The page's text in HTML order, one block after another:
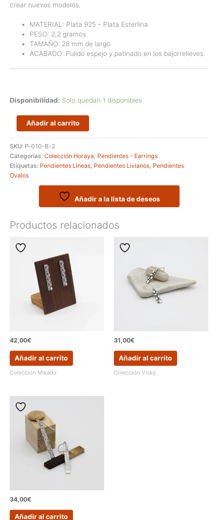
crear nuevos modelos.
MATERIAL: Plata 925 – Plata Esterlina
PESO: 2,2 gramos
TAMAÑO: 28 mm de largo
ACABADO: Pulido espejo y patinado en los bajorrelieves.
Disponibilidad: Solo quedan 1 disponibles
Pendientes
livianos
en
forma
de
cadena
cantidad
Añadir al carrito
SKU: P-010-B-2
Categorías: Colección Horaya Pendientes - Earrings
Etiquetas: Pendientes Líneas Pendientes Livianos Pendientes
Ovalos
Añadir a la lista de deseos
Productos relacionados
42,00€
Añadir al carrito
Colección Mikado
31,00€
Añadir al carrito
Colección Visky
34,00€
Añadir al carrito